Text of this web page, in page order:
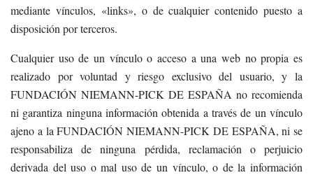
mediante vínculos, «links», o de cualquier contenido puesto a
disposición por terceros.
Cualquier uso de un vínculo o acceso a una web no propia es
realizado por voluntad y riesgo exclusivo del usuario, y la
FUNDACIÓN NIEMANN-PICK DE ESPAÑA no recomienda
ni garantiza ninguna información obtenida a través de un vínculo
ajeno a la FUNDACIÓN NIEMANN-PICK DE ESPAÑA, ni se
responsabiliza de ninguna pérdida, reclamación o perjuicio
derivada del uso o mal uso de un vínculo, o de la información